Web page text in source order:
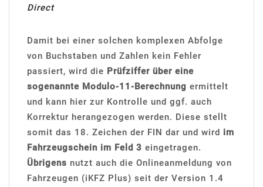
Direct
Damit bei einer solchen komplexen Abfolge
von Buchstaben und Zahlen kein Fehler
passiert, wird die Prüfziffer über eine
sogenannte Modulo-11-Berechnung ermittelt
und kann hier zur Kontrolle und ggf. auch
Korrektur herangezogen werden. Diese stellt
somit das 18. Zeichen der FIN dar und wird im
Fahrzeugschein im Feld 3 eingetragen.
Übrigens nutzt auch die Onlineanmeldung von
Fahrzeugen (iKFZ Plus) seit der Version 1.4